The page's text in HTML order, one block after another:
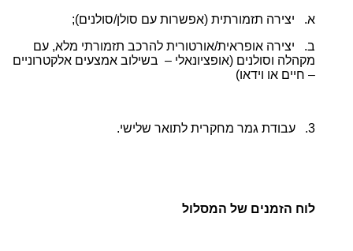
א. יצירה תזמורתית (אפשרות עם סולן/סולנים);
ב. יצירה אופראית/אורטורית להרכב תזמורתי מלא, עם
מקהלה וסולנים (אופציונאלי – בשילוב אמצעים אלקטרוניים
– חיים או וידאו)
3. עבודת גמר מחקרית לתואר שלישי.
לוח הזמנים של המסלול